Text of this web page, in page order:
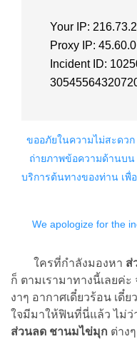
ใครที่กำลังมองหา ส่
ก็ ตามเรามาทางนี้เลยค่
งาๆ อากาศเดี๋ยวร้อน เดี๋
ใจมีมาให้ฟินที่นี่แล้ว ไม่ว่
ส่วนลด ชานมไข่มุก ต่าง